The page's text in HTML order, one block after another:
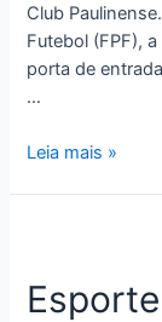
Club
Futebol (FPF),
porta de
…
Leia mais »